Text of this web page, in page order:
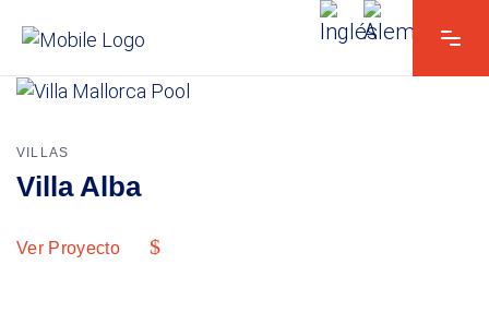
VILLAS
Villa Alba
Ver Proyecto